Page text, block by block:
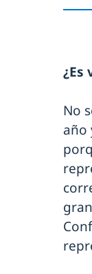
¿Es
No
año